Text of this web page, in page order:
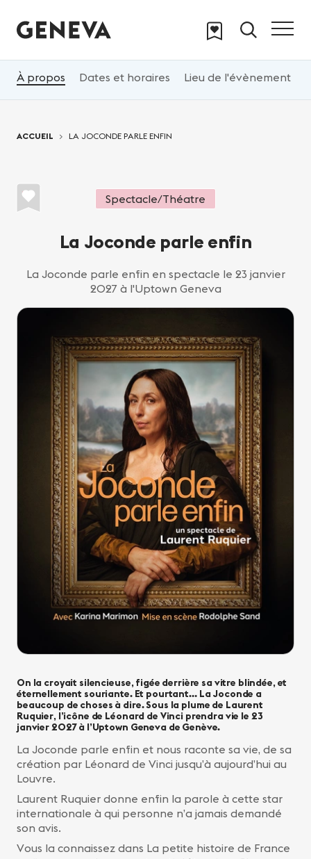
À propos Dates et horaires Lieu de l'évènement
ACCUEIL LA JOCONDE PARLE ENFIN
Spectacle/Théatre
La Joconde parle enfin
La Joconde parle enfin en spectacle le 23 janvier
2027 à l'Uptown Geneva
On la croyait silencieuse, figée derrière sa vitre blindée, et
éternellement souriante. Et pourtant… La Joconde a
beaucoup de choses à dire. Sous la plume de Laurent
Ruquier, l’icône de Léonard de Vinci prendra vie le 23
janvier 2027 à l’Uptown Geneva de Genève.
La Joconde parle enfin et nous raconte sa vie, de sa
création par Léonard de Vinci jusqu’à aujourd’hui au
Louvre.
Laurent Ruquier donne enfin la parole à cette star
internationale à qui personne n’a jamais demandé
son avis.
Vous la connaissez dans La petite histoire de France